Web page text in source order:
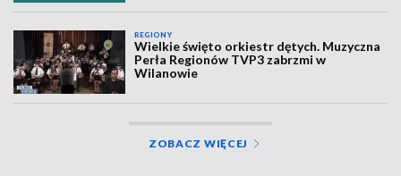
REGIONY
Wielkie święto orkiestr dętych. Muzyczna
Perła Regionów TVP3 zabrzmi w
Wilanowie
ZOBACZ WIĘCEJ